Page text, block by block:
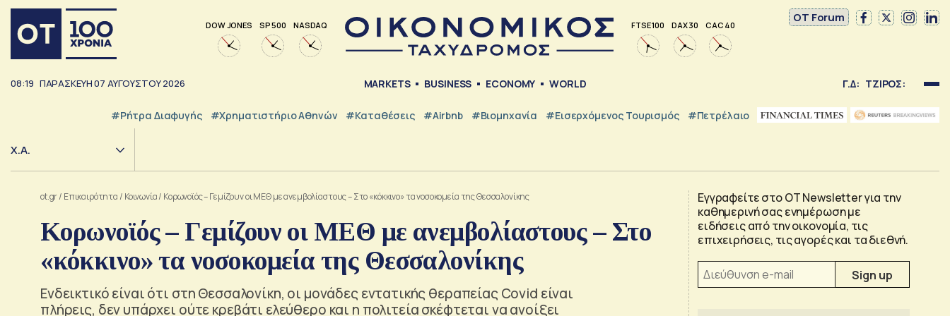
DOW JONES SP 500 NASDAQ FTSE 100 DAX 30 CAC 40
OT Forum
08:19 ΠΑΡΑΣΚΕΥΗ07 ΑΥΓΟΥΣΤΟΥ2026 MARKETS BUSINESS ECONOMY WORLD Γ.Δ: ΤΖΙΡΟΣ:
#ρήτρα Διαφυγής #Χρηματιστήριο Αθηνών #Καταθέσεις #Airbnb #Βιομηχανία #εισερχόμενος Τουρισμός #Πετρέλαιο
Χ.Α.
ot.gr/ Επικαιρότητα / Κοινωνία/ Κορωνοϊός – Γεμίζουν οι ΜΕΘ με ανεμβολίαστους – Στο «κόκκινο» τα νοσοκομεία της Θεσσαλονίκης
Κορωνοϊός – Γεμίζουν οι ΜΕΘ με ανεμβολίαστους – Στο
«κόκκινο» τα νοσοκομεία της Θεσσαλονίκης
Ενδεικτικό είναι ότι στη Θεσσαλονίκη, οι μονάδες εντατικής θεραπείας Covid είναι
πλήρεις, δεν υπάρχει ούτε κρεβάτι ελεύθερο και η πολιτεία σκέφτεται να ανοίξει
Εγγραφείτε στο OT Newsletter για την
καθημερινή σας ενημέρωση με
ειδήσεις από την οικονομία, τις
επιχειρήσεις, τις αγορές και τα διεθνή.